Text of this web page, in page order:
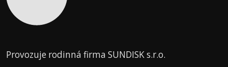
Provozuje rodinná firma SUNDISK s.r.o.